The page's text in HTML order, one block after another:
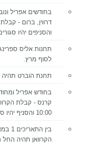
בחודשים אפריל
דרווין, ברום - קבלת
והסניפים יהיו
תחנות אליס
לסוף מרץ.
תחנת הוברט תהיה סגורה בין 1
בחודש אפריל
קרנס - קבלת
10:00 והסניף יהיו
הקרוואן תהיה החל